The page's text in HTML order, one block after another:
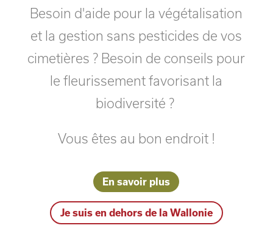
Besoin d'aide pour la végétalisation
et la gestion sans pesticides de vos
cimetières ? Besoin de conseils pour
le fleurissement favorisant la
biodiversité ?
Vous êtes au bon endroit !
En savoir plus
Je suis en dehors de la Wallonie